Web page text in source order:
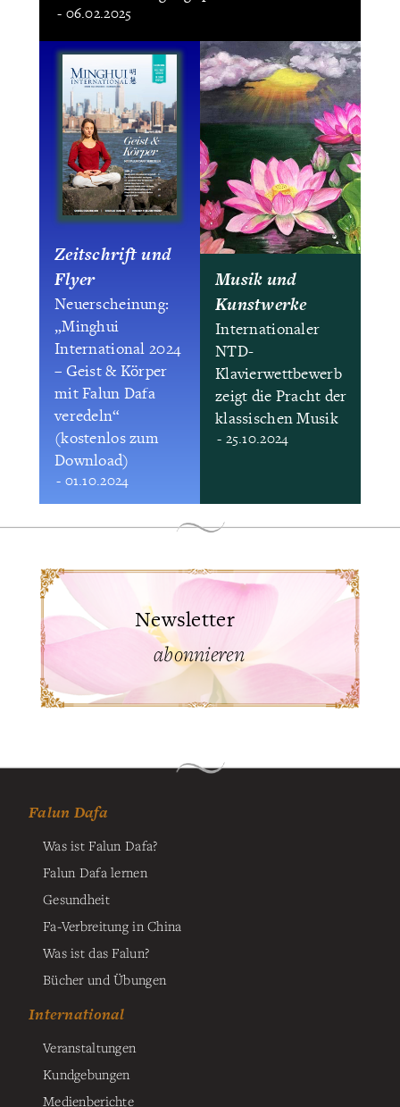
- 06.02.2025
Zeitschrift und
Flyer
Neuerscheinung:
„Minghui
International 2024
– Geist & Körper
mit Falun Dafa
veredeln“
(kostenlos zum
Download)
- 01.10.2024
Musik und
Kunstwerke
Internationaler
NTD-
Klavierwettbewerb
zeigt die Pracht der
klassischen Musik
- 25.10.2024
abonnieren
Newsletter
Falun Dafa
Was ist Falun Dafa?
Falun Dafa lernen
Gesundheit
Fa-Verbreitung in China
Was ist das Falun?
Bücher und Übungen
International
Veranstaltungen
Kundgebungen
Medienberichte